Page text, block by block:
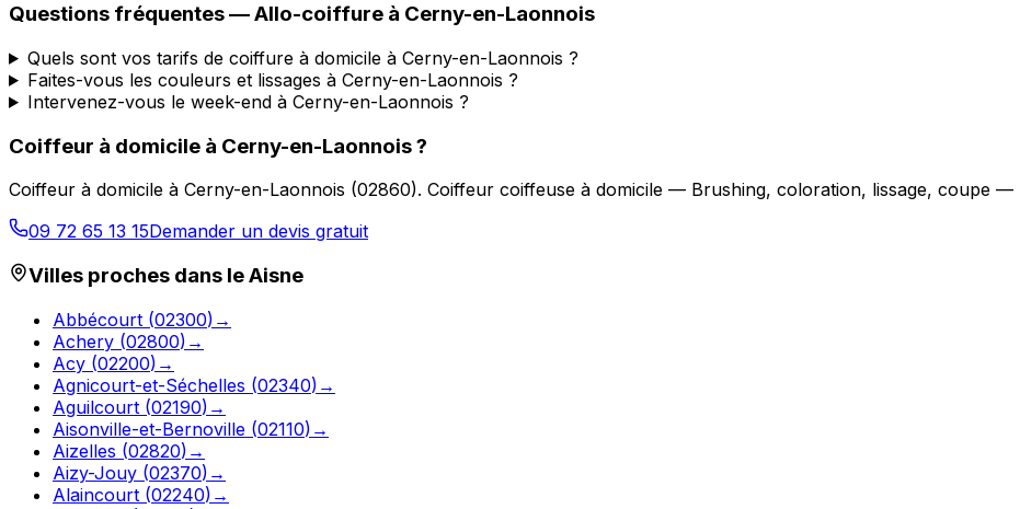
Questions fréquentes —Allo-coiffure à Cerny-en-Laonnois
Quels sont vos tarifs de coiffure à domicile à Cerny-en-Laonnois ?
Faites-vous les couleurs et lissages à Cerny-en-Laonnois ?
Intervenez-vous le week-end à Cerny-en-Laonnois ?
Coiffeur à domicile à Cerny-en-Laonnois?
Coiffeur à domicile à Cerny-en-Laonnois (02860). Coiffeur coiffeuse à domicile — Brushing, coloration, lissage, coupe —
09 72 65 13 15Demander un devis gratuit
Villes proches dans leAisne
Abbécourt (02300) →
Achery (02800) →
Acy (02200) →
Agnicourt-et-Séchelles (02340) →
Aguilcourt (02190) →
Aisonville-et-Bernoville (02110) →
Aizelles (02820) →
Aizy-Jouy (02370) →
Alaincourt (02240) →